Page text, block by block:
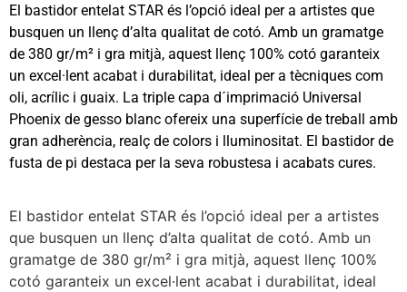
El bastidor entelat STAR és l’opció ideal per a artistes que
busquen un llenç d’alta qualitat de cotó. Amb un gramatge
de 380 gr/m² i gra mitjà, aquest llenç 100% cotó garanteix
un excel·lent acabat i durabilitat, ideal per a tècniques com
oli, acrílic i guaix. La triple capa d´imprimació Universal
Phoenix de gesso blanc ofereix una superfície de treball amb
gran adherència, realç de colors i lluminositat. El bastidor de
fusta de pi destaca per la seva robustesa i acabats cures.
El bastidor entelat STAR és l’opció ideal per a artistes
que busquen un llenç d’alta qualitat de cotó. Amb un
gramatge de 380 gr/m² i gra mitjà, aquest llenç 100%
cotó garanteix un excel·lent acabat i durabilitat, ideal